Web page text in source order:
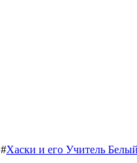
#Хаски и его Учитель